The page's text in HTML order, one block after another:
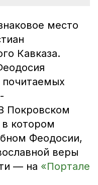
место
Кавказа.
почитаемых
Покровском
котором
Феодосии,
веры
— на «Портале